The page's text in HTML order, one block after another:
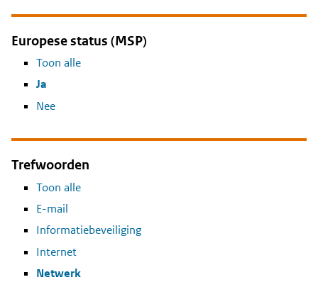
Europese status (MSP)
Toon alle
Ja
Nee
Trefwoorden
Toon alle
E-mail
Informatiebeveiliging
Internet
Netwerk